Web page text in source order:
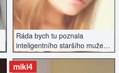
Ráda bych tu poznala
inteligentního staršího muže.
Na vzhledu nezáleží, spíše na
sympatiích a chemii...
miki4